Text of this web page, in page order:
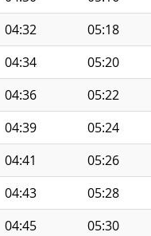
04:32 05:18
04:34 05:20
04:36 05:22
04:39 05:24
04:41 05:26
04:43 05:28
04:45 05:30